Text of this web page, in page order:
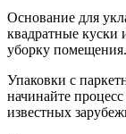
Основание для
квадратные куски
уборку помещения.
Упаковки с
начинайте
известных